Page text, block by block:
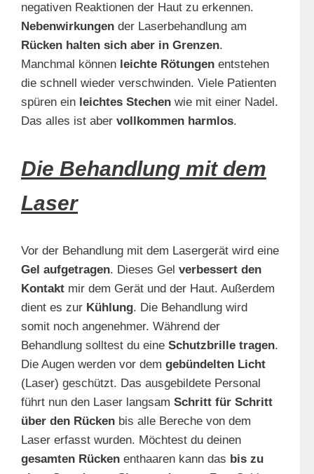
negativen Reaktionen der Haut zu erkennen.
Nebenwirkungen der Laserbehandlung am
Rücken halten sich aber in Grenzen.
Manchmal können leichte Rötungen entstehen
die schnell wieder verschwinden. Viele Patienten
spüren ein leichtes Stechen wie mit einer Nadel.
Das alles ist aber vollkommen harmlos.
Die Behandlung mit dem
Laser
Vor der Behandlung mit dem Lasergerät wird eine
Gel aufgetragen. Dieses Gel verbessert den
Kontakt mir dem Gerät und der Haut. Außerdem
dient es zur Kühlung. Die Behandlung wird
somit noch angenehmer. Während der
Behandlung solltest du eine Schutzbrille tragen.
Die Augen werden vor dem gebündelten Licht
(Laser) geschützt. Das ausgebildete Personal
führt nun den Laser langsam Schritt für Schritt
über den Rücken bis alle Bereche von dem
Laser erfasst wurden. Möchtest du deinen
gesamten Rücken enthaaren kann das bis zu